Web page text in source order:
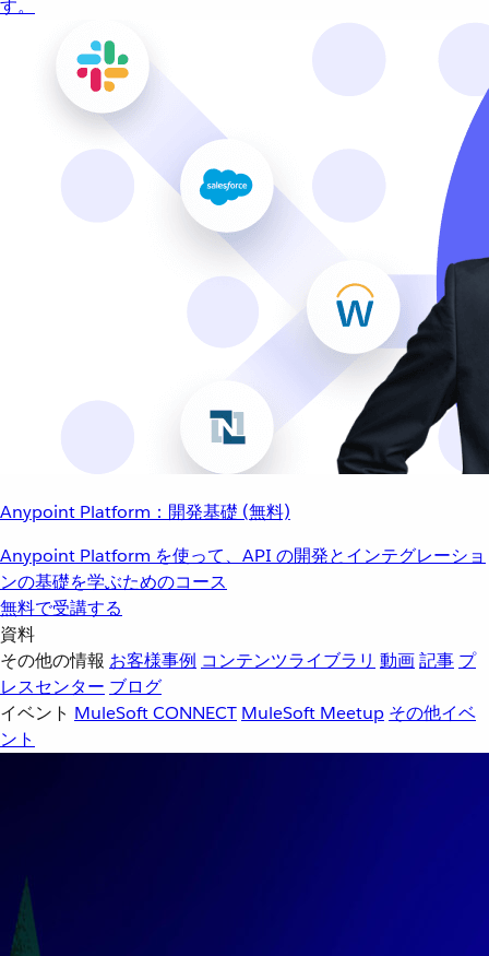
す。
Anypoint Platform：開発基礎 (無料)
Anypoint Platform を使って、API の開発とインテグレーショ
ンの基礎を学ぶためのコース
無料で受講する
資料
その他の情報 お客様事例 コンテンツライブラリ 動画記事 プ
レスセンター ブログ
イベント MuleSoft CONNECT MuleSoft Meetup その他イベ
ント